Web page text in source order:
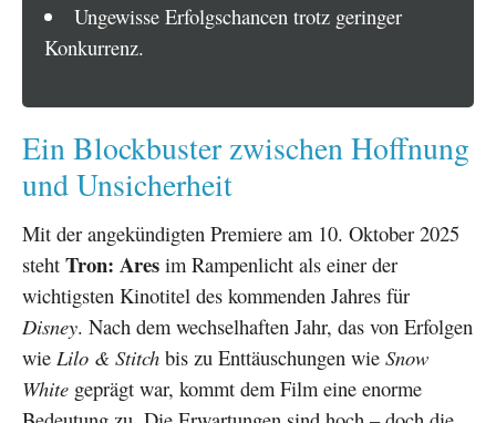
Ungewisse Erfolgschancen trotz geringer
Konkurrenz.
Ein Blockbuster zwischen Hoffnung
und Unsicherheit
Mit der angekündigten Premiere am 10. Oktober 2025
steht Tron: Ares im Rampenlicht als einer der
wichtigsten Kinotitel des kommenden Jahres für
Disney. Nach dem wechselhaften Jahr, das von Erfolgen
wie Lilo & Stitch bis zu Enttäuschungen wie Snow
White geprägt war, kommt dem Film eine enorme